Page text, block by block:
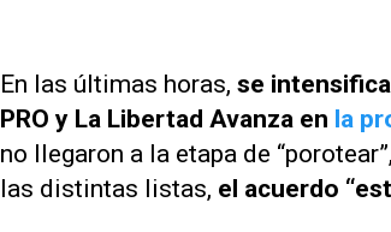
En las últimas horas, se
PRO y La Libertad Avanza en la
no llegaron a la etapa de “porotear
las distintas listas, el acuerdo